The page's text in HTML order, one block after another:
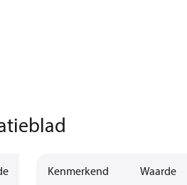
Kenmerkend Waarde